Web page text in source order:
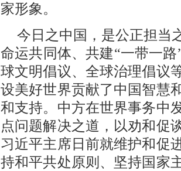
家形象。
今日之中国，是公正担当
命运共同体、共建“一带一
球文明倡议、全球治理倡议
设美好世界贡献了中国智慧
和支持。中方在世界事务中
点问题解决之道，以劝和促
习近平主席日前就维护和促
持和平共处原则、坚持国家